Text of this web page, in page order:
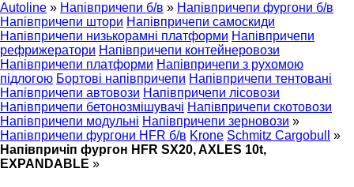
Autoline » Напівпричепи б/в » Напівпричепи фургони б/в
Напівпричепи штори Напівпричепи самоскиди
Напівпричепи низькорамні платформи Напівпричепи
рефрижератори Напівпричепи контейнеровози
Напівпричепи платформи Напівпричепи з рухомою
підлогою Бортові напівпричепи Напівпричепи тентовані
Напівпричепи автовози Напівпричепи лісовози
Напівпричепи бетонозмішувачі Напівпричепи скотовози
Напівпричепи модульні Напівпричепи зерновози »
Напівпричепи фургони HFR б/в Krone Schmitz Cargobull
»
Напівпричіп фургон HFR SX20, AXLES 10t,
EXPANDABLE »